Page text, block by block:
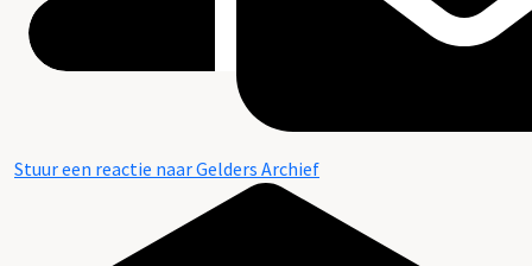
Stuur een reactie naar Gelders Archief